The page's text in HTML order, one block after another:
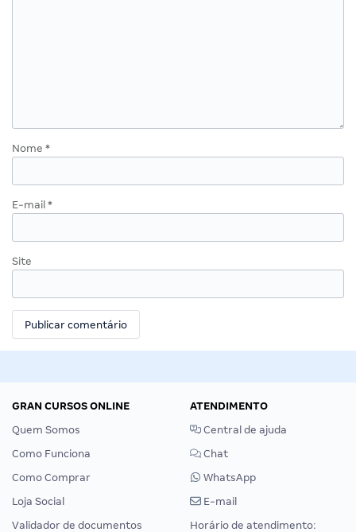
Nome *
E-mail *
Site
GRAN CURSOS ONLINE
Quem Somos
Como Funciona
Como Comprar
Loja Social
Validador de documentos
ATENDIMENTO
Central de ajuda
Chat
WhatsApp
E-mail
Horário de atendimento: